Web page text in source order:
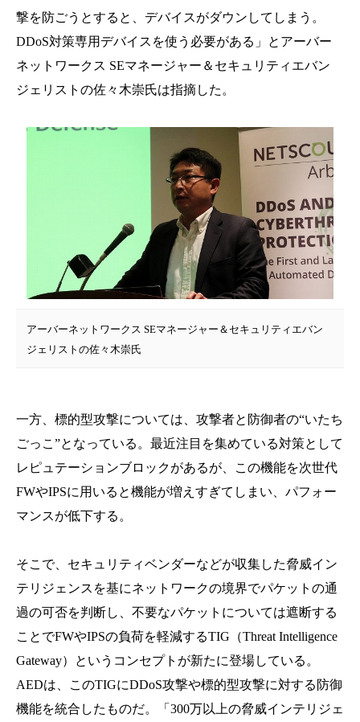
撃を防ごうとすると、デバイスがダウンしてしまう。
DDoS対策専用デバイスを使う必要がある」とアーバー
ネットワークス SEマネージャー＆セキュリティエバン
ジェリストの佐々木崇氏は指摘した。
アーバーネットワークス SEマネージャー＆セキュリティエバン
ジェリストの佐々木崇氏
一方、標的型攻撃については、攻撃者と防御者の“いたち
ごっこ”となっている。最近注目を集めている対策として
レピュテーションブロックがあるが、この機能を次世代
FWやIPSに用いると機能が増えすぎてしまい、パフォー
マンスが低下する。
そこで、セキュリティベンダーなどが収集した脅威イン
テリジェンスを基にネットワークの境界でパケットの通
過の可否を判断し、不要なパケットについては遮断する
ことでFWやIPSの負荷を軽減するTIG（Threat Intelligence
Gateway）というコンセプトが新たに登場している。
AEDは、このTIGにDDoS攻撃や標的型攻撃に対する防御
機能を統合したものだ。「300万以上の脅威インテリジェ